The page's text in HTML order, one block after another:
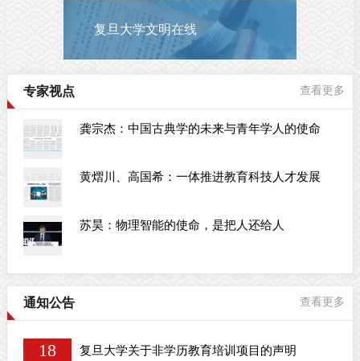
复旦大学文明在线
专家视点 查看更多
龚宗杰：中国古典学的未来与青年学人的使命
黄熠川、高国希：一体推进教育科技人才发展
苏昊：物理智能的使命，是把人还给人
通知公告 查看更多
18 复旦大学关于非学历教育培训项目的声明